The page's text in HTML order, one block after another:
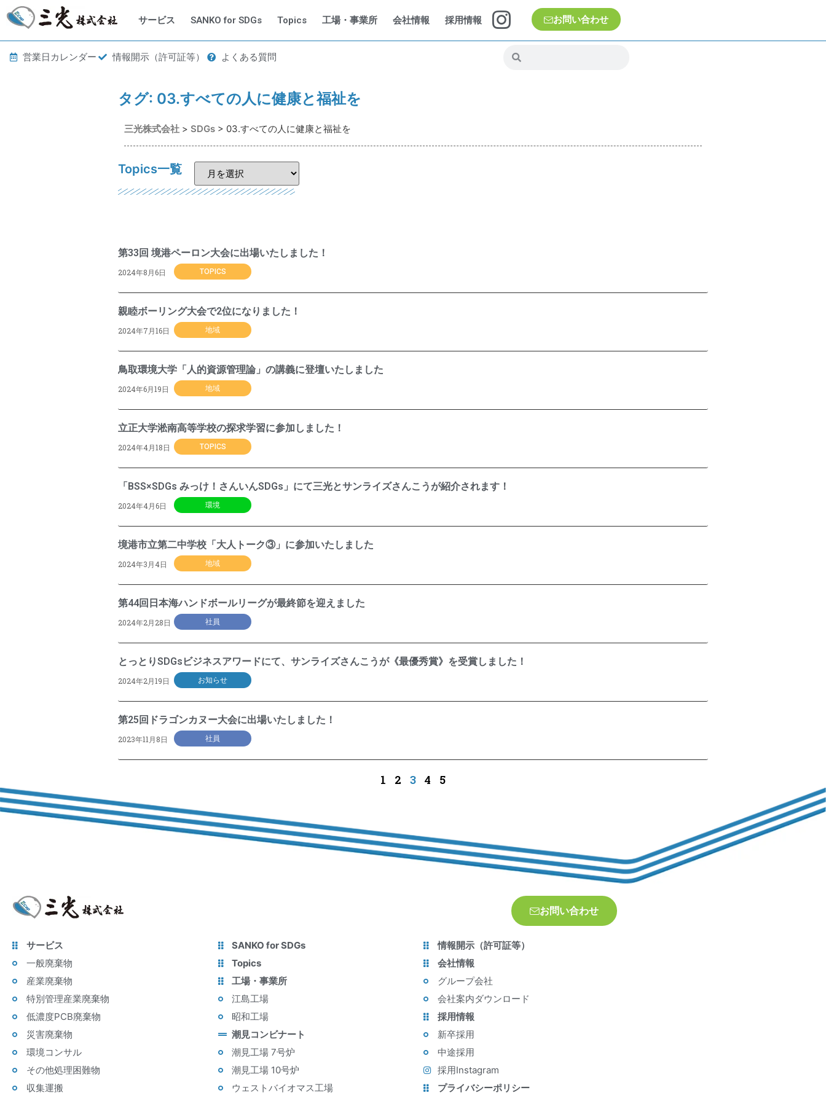
サービス SANKO for SDGs Topics 工場・事業所 会社情報 採用情報 お問い合わせ
営業日カレンダー 情報開示（許可証等） よくある質問
タグ: 03.すべての人に健康と福祉を
三光株式会社 > SDGs > 03.すべての人に健康と福祉を
Topics一覧
TOPICS
第33回 境港ペーロン大会に出場いたしました！
2024年8月6日
地域
親睦ボーリング大会で2位になりました！
2024年7月16日
地域
鳥取環境大学「人的資源管理論」の講義に登壇いたしました
2024年6月19日
TOPICS
立正大学淞南高等学校の探求学習に参加しました！
2024年4月18日
環境
「BSS×SDGs みっけ！さんいんSDGs」にて三光とサンライズさんこうが紹介されます！
2024年4月6日
地域
境港市立第二中学校「大人トーク③」に参加いたしました
2024年3月4日
社員
第44回日本海ハンドボールリーグが最終節を迎えました
2024年2月28日
お知らせ
とっとりSDGsビジネスアワードにて、サンライズさんこうが《最優秀賞》を受賞しました！
2024年2月19日
社員
第25回ドラゴンカヌー大会に出場いたしました！
2023年11月8日
1 2 3 4 5
お問い合わせ
サービス
一般廃棄物
産業廃棄物
特別管理産業廃棄物
低濃度PCB廃棄物
災害廃棄物
環境コンサル
その他処理困難物
収集運搬
SANKO for SDGs
Topics
工場・事業所
江島工場
昭和工場
潮見コンビナート
潮見工場 7号炉
潮見工場 10号炉
ウェストバイオマス工場
情報開示（許可証等）
会社情報
グループ会社
会社案内ダウンロード
採用情報
新卒採用
中途採用
採用Instagram
プライバシーポリシー